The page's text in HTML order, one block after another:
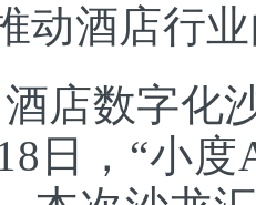
动酒店行
店数字化
日，“小